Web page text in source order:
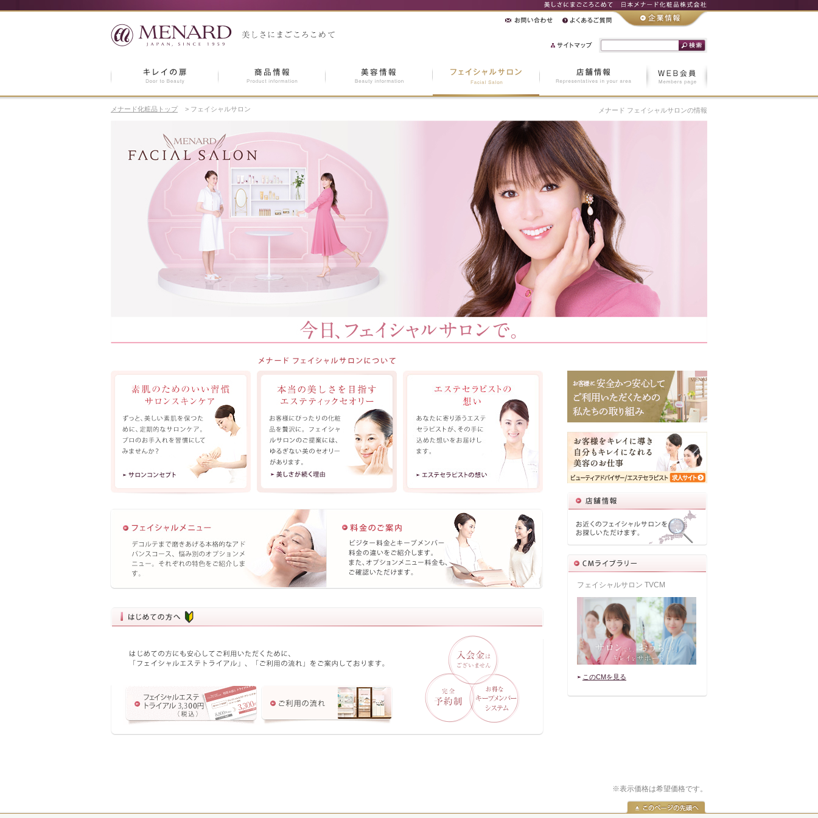
メナード化粧品トップ > フェイシャルサロン メナード フェイシャルサロンの情報
フェイシャルサロン TVCM
このCMを見る
※表示価格は希望価格です。